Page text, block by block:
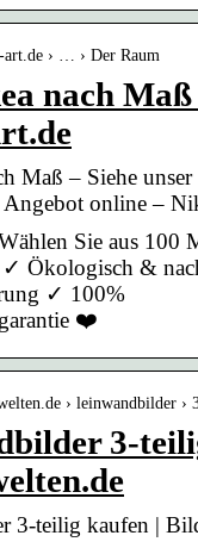
› … › Der Raum
nach Maß
Maß – Siehe unser
Angebot online –
Sie aus 100
✓ Ökologisch &
✓ 100%
❤️
› leinwandbilder ›
3-
3-teilig kaufen |